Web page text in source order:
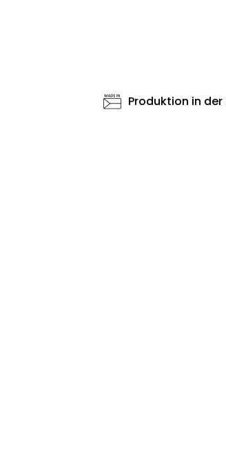
Produktion in der